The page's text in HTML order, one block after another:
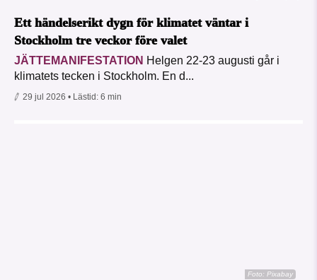
Ett händelserikt dygn för klimatet väntar i
Stockholm tre veckor före valet
JÄTTEMANIFESTATION Helgen 22-23 augusti går i
klimatets tecken i Stockholm. En d...
29 jul 2026 • Lästid: 6 min
Foto: Pixabay